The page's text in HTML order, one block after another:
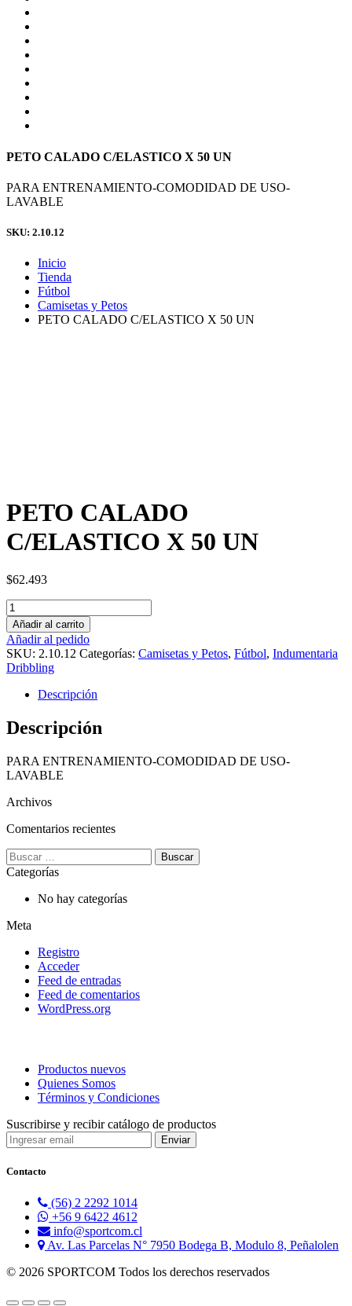
PETO CALADO C/ELASTICO X 50 UN
PARA ENTRENAMIENTO-COMODIDAD DE USO-
LAVABLE
SKU: 2.10.12
Inicio
Tienda
Fútbol
Camisetas y Petos
PETO CALADO C/ELASTICO X 50 UN
PETO CALADO
C/ELASTICO X 50 UN
$62.493
Cantidad
Añadir al carrito
Añadir al pedido
SKU: 2.10.12 Categorías: Camisetas y Petos, Fútbol, Indumentaria
Dribbling
Descripción
Descripción
PARA ENTRENAMIENTO-COMODIDAD DE USO-
LAVABLE
Archivos
Comentarios recientes
Buscar:
Categorías
No hay categorías
Meta
Registro
Acceder
Feed de entradas
Feed de comentarios
WordPress.org
Productos nuevos
Quienes Somos
Términos y Condiciones
Suscribirse y recibir catálogo de productos
Contacto
(56) 2 2292 1014
+56 9 6422 4612
info@sportcom.cl
Av. Las Parcelas N° 7950 Bodega B, Modulo 8, Peñalolen
© 2026 SPORTCOM Todos los derechos reservados